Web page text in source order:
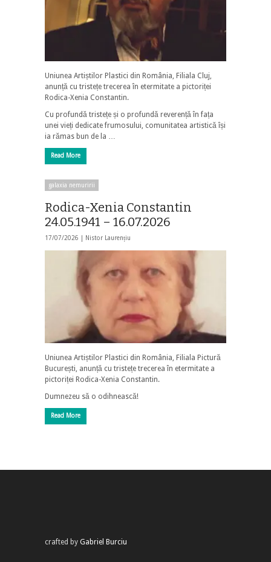
Uniunea Artiștilor Plastici din România, Filiala Cluj,
anunță cu tristețe trecerea în etermitate a pictoriței
Rodica-Xenia Constantin.
Cu profundă tristețe și o profundă reverență în fața
unei vieți dedicate frumosului, comunitatea artistică își
ia rămas bun de la …
Read More
galaxia nemuririi
Rodica-Xenia Constantin
24.05.1941 – 16.07.2026
17/07/2026 | Nistor Laurențiu
Uniunea Artiștilor Plastici din România, Filiala Pictură
București, anunță cu tristețe trecerea în etermitate a
pictoriței Rodica-Xenia Constantin.
Dumnezeu să o odihnească!
Read More
crafted by Gabriel Burciu